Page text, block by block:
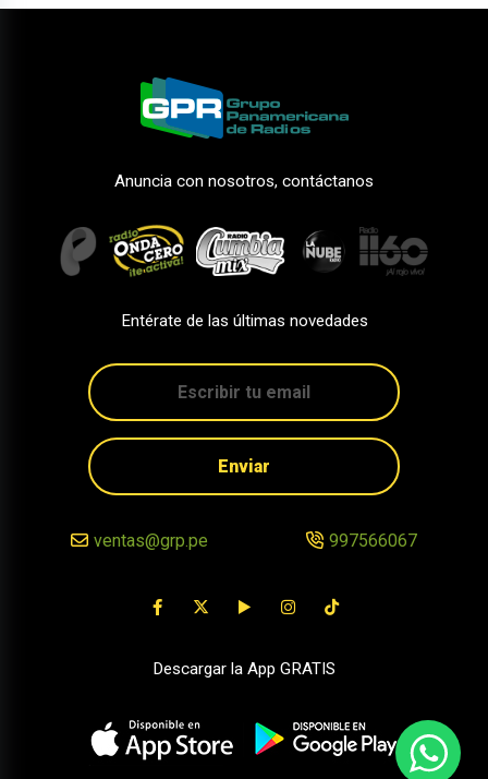
Anuncia con nosotros, contáctanos
Entérate de las últimas novedades
Enviar
ventas@grp.pe 997566067
Descargar la App GRATIS